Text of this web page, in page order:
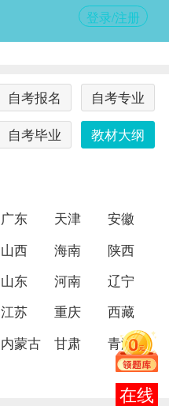
登录/注册
自考报名
自考专业
自考毕业 教材大纲
广东 天津
安徽
山西 海南
陕西
山东 河南
辽宁
江苏 重庆
西藏
内蒙古 甘肃
青海
在线